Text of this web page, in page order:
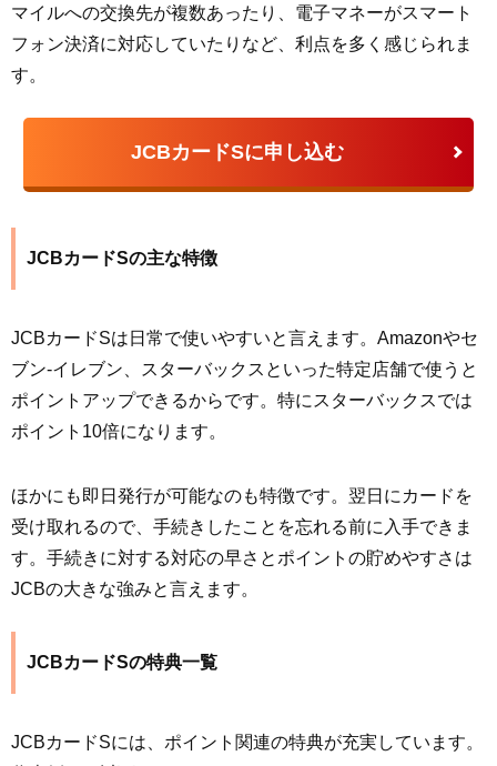
マイルへの交換先が複数あったり、電子マネーがスマート
フォン決済に対応していたりなど、利点を多く感じられま
す。
JCBカードSに申し込む
JCBカードSの主な特徴
JCBカードSは日常で使いやすいと言えます。Amazonやセ
ブン-イレブン、スターバックスといった特定店舗で使うと
ポイントアップできるからです。特にスターバックスでは
ポイント10倍になります。
ほかにも即日発行が可能なのも特徴です。翌日にカードを
受け取れるので、手続きしたことを忘れる前に入手できま
す。手続きに対する対応の早さとポイントの貯めやすさは
JCBの大きな強みと言えます。
JCBカードSの特典一覧
JCBカードSには、ポイント関連の特典が充実しています。